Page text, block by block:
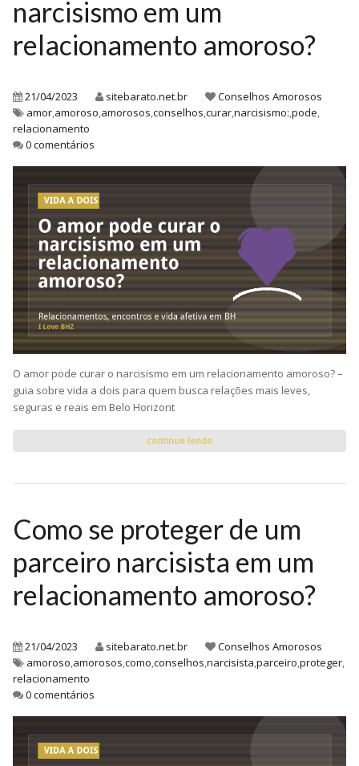
narcisismo em um
relacionamento amoroso?
21/04/2023 sitebarato.net.br
Conselhos Amorosos
amor,amoroso,amorosos,conselhos,curar,narcisismo:,pode,
relacionamento
0 comentários
O amor pode curar o narcisismo em um relacionamento amoroso? –
guia sobre vida a dois para quem busca relações mais leves,
seguras e reais em Belo Horizont
continue lendo
Como se proteger de um
parceiro narcisista em um
relacionamento amoroso?
21/04/2023 sitebarato.net.br
Conselhos Amorosos
amoroso,amorosos,como,conselhos,narcisista,parceiro,proteger,
relacionamento
0 comentários